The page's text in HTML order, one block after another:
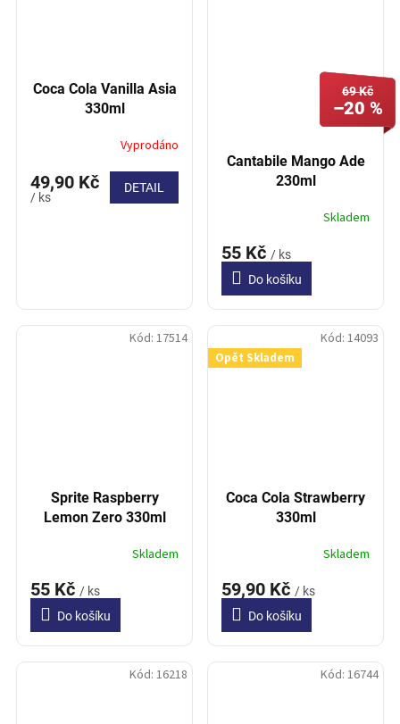
Coca Cola Vanilla Asia
330ml
Vyprodáno
49,90 Kč
/ ks
DETAIL
69 Kč
–20 %
Cantabile Mango Ade
230ml
Skladem
55 Kč / ks
Do košíku
Sprite Raspberry
Lemon Zero 330ml
Skladem
55 Kč / ks
Do košíku
Kód: 17514
Opět Skladem
Coca Cola Strawberry
330ml
Skladem
59,90 Kč / ks
Do košíku
Kód: 14093
Kód: 16218 Kód: 16744